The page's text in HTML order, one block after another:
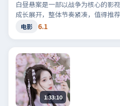
白昼悬案是一部以战争为核心的影
成长展开，整体节奏紧凑，值得推荐
电影 6.1
1:33:10